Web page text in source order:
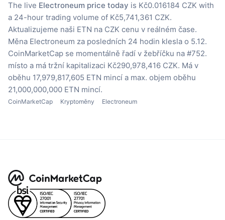
The live Electroneum price today is Kč0.016184 CZK with
a 24-hour trading volume of Kč5,741,361 CZK.
Aktualizujeme naši ETN na CZK cenu v reálném čase.
Měna Electroneum za posledních 24 hodin klesla o 5.12.
CoinMarketCap se momentálně řadí v žebříčku na #752.
místo a má tržní kapitalizaci Kč290,978,416 CZK. Má v
oběhu 17,979,817,605 ETN mincí a max. objem oběhu
21,000,000,000 ETN mincí.
CoinMarketCap Kryptoměny Electroneum